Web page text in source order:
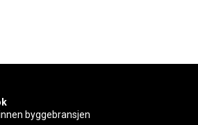
byggebransjen